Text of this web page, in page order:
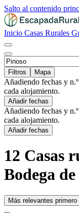
Salto al contenido
Inicio Casas Rurales
Filtros
Mapa
Añadiendo fechas y
cada alojamiento.
Añadir fechas
Añadiendo fechas y
cada alojamiento.
Añadir fechas
12 Casas
Bodega
Más relevantes primero
...